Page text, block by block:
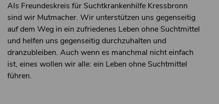
Als Freundeskreis für Suchtkrankenhilfe Kressbronn
sind wir Mutmacher. Wir unterstützen uns gegenseitig
auf dem Weg in ein zufriedenes Leben ohne Suchtmittel
und helfen uns gegenseitig durchzuhalten und
dranzubleiben. Auch wenn es manchmal nicht einfach
ist, eines wollen wir alle: ein Leben ohne Suchtmittel
führen.